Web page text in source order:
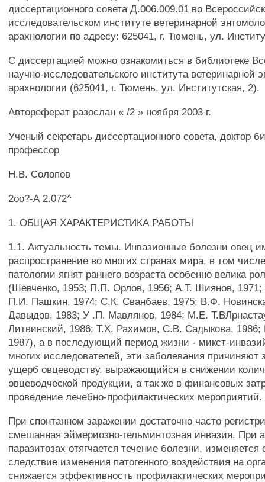
диссертационного совета Д.006.009.01 во
исследовательском институте ветеринарной
арахнологии по адресу: 625041, г. Тюмень, ул.
С диссертацией можно ознакомиться в библиотеке
научно-исследовательского института ветеринарной
арахнологии (625041, г. Тюмень, ул. Институтская, 2).
Автореферат разослан « /2 » ноября 2003 г.
Ученый секретарь диссертационного совета, доктор
профессор
Н.В. Солопов
2оо?-А 2.072^
1. ОБЩАЯ ХАРАКТЕРИСТИКА РАБОТЫ
1.1. Актуальность темы. Инвазионные болезни овец
распространение во многих странах мира, в том
патологии ягнят раннего возраста особенно велика
(Шевченко, 1953; П.П. Орлов, 1956; А.Т. Шиянов, 1971;
П.И. Пашкин, 1974; С.К. Сванбаев, 1975; В.Ф.
Давыдов, 1983; У .П. Мавлянов, 1984; М.Е.
Литвинский, 1986; Т.Х. Рахимов, C.B. Садыкова, 1986;
1987), а в последующий период жизни - микст-
многих исследователей, эти заболевания причиняют
ущерб овцеводству, выражающийся в снижении
овцеводческой продукции, а так же в финансовых
проведение лечебно-профилактических мероприятий.
При спонтанном заражении достаточно часто
смешанная эймериозно-гельминтозная инвазия. При
паразитозах отягчается течение болезни, изменяется
следствие изменения патогенного воздействия на
снижается эффективность профилактических